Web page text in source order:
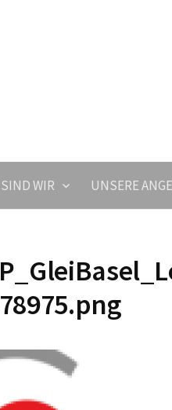
WIR UNSERE